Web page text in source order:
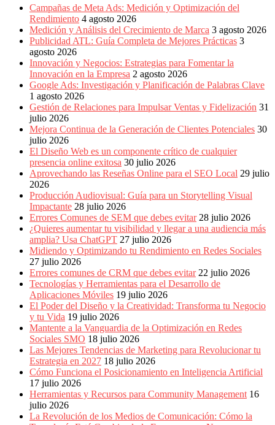
Marketing
LATAM
Bitácora
social
Mercadeo
Interactivo,
Medios,
Publicidad,
Marketing,
Campañas
Publicitarias,
Agencias,
Empresas,
Negocios,
Tendencias,
Trendings,
Dinero,
Economía,
Diseño
Web,
Móviles,
Estrategias
Digitales,
Estrategias
Publicitarias,
Alianzas,
Clientes,
Innovación,
Tecnología,
Noticias,
Artículos,
Contenidos
Calidad,
Campañas de Meta Ads: Medición y Optimización del
Rendimiento 4 agosto 2026
Medición y Análisis del Crecimiento de Marca 3 agosto 2026
Publicidad ATL: Guía Completa de Mejores Prácticas 3
agosto 2026
Innovación y Negocios: Estrategias para Fomentar la
Innovación en la Empresa 2 agosto 2026
Google Ads: Investigación y Planificación de Palabras Clave
1 agosto 2026
Gestión de Relaciones para Impulsar Ventas y Fidelización 31
julio 2026
Mejora Continua de la Generación de Clientes Potenciales 30
julio 2026
El Diseño Web es un componente crítico de cualquier
presencia online exitosa 30 julio 2026
Aprovechando las Reseñas Online para el SEO Local 29 julio
2026
Producción Audiovisual: Guía para un Storytelling Visual
Impactante 28 julio 2026
Errores Comunes de SEM que debes evitar 28 julio 2026
¿Quieres aumentar tu visibilidad y llegar a una audiencia más
amplia? Usa ChatGPT 27 julio 2026
Midiendo y Optimizando tu Rendimiento en Redes Sociales
27 julio 2026
Errores comunes de CRM que debes evitar 22 julio 2026
Tecnologías y Herramientas para el Desarrollo de
Aplicaciones Móviles 19 julio 2026
El Poder del Diseño y la Creatividad: Transforma tu Negocio
y tu Vida 19 julio 2026
Mantente a la Vanguardia de la Optimización en Redes
Sociales SMO 18 julio 2026
Las Mejores Tendencias de Marketing para Revolucionar tu
Estrategia en 2027 18 julio 2026
Cómo Funciona el Posicionamiento en Inteligencia Artificial
17 julio 2026
Herramientas y Recursos para Community Management 16
julio 2026
La Revolución de los Medios de Comunicación: Cómo la